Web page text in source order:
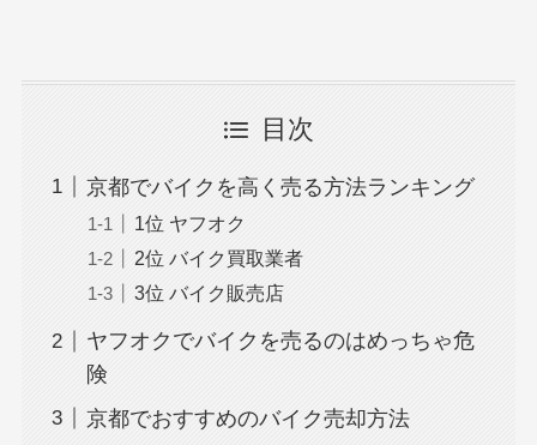
目次
京都でバイクを高く売る方法ランキング
1位 ヤフオク
2位 バイク買取業者
3位 バイク販売店
ヤフオクでバイクを売るのはめっちゃ危
険
京都でおすすめのバイク売却方法